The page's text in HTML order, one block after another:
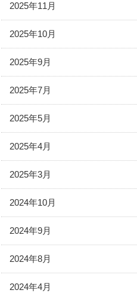
2025年11月
2025年10月
2025年9月
2025年7月
2025年5月
2025年4月
2025年3月
2024年10月
2024年9月
2024年8月
2024年4月